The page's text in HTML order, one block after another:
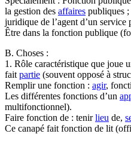
la gestion des affaires publiques ;
juridique de l’agent d’un service
Être dans la fonction publique
B. Choses :
1. Rôle caractéristique que joue
fait partie (souvent opposé à
Remplir une fonction : agir,
Les différentes fonctions d’un
multifonctionnel).
Faire fonction de : tenirlieu de,
Ce canapé fait fonction de lit